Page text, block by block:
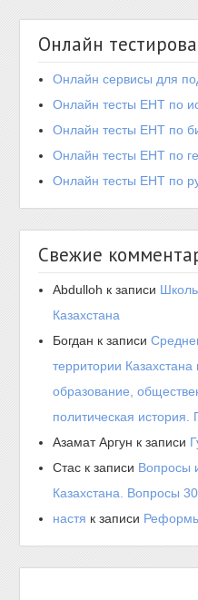
Онлайн
Онлайн сервисы для
Онлайн тесты ЕНТ по
Онлайн тесты ЕНТ по
Онлайн тесты ЕНТ по
Онлайн тесты ЕНТ по
Свежие
Abdulloh к записи
Казахстана
Богдан к записи
территории
образование,
политическая
Азамат Аргун к записи
Стас к записи Вопросы
Казахстана. Вопросы
настя к записи Реформы